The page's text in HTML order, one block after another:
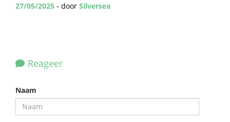
27/05/2025 - door Silversea
Reageer
Naam